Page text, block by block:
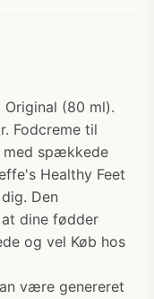
Original (80 ml).
Fodcreme til
spækkede
Healthy Feet
Den
dine fødder
og vel Køb hos
være genereret